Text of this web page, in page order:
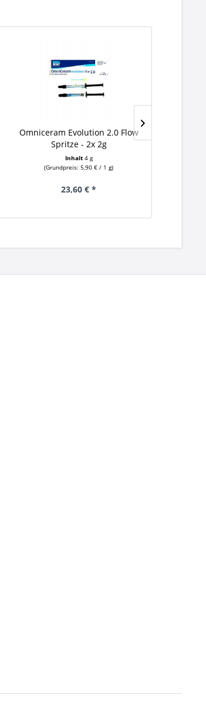
Omniceram Evolution 2.0 Flow
Spritze - 2x 2g
Inhalt 4 g
(Grundpreis: 5,90 € / 1 g)
23,60 € *